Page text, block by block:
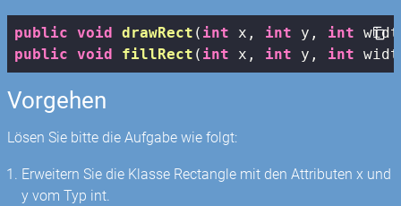
public void drawRect ( int x, int y, int
public void fillRect ( int x, int y, int
Vorgehen
Lösen Sie bitte die Aufgabe wie folgt:
Erweitern Sie die Klasse Rectangle mit den Attributen x und
y vom Typ int.